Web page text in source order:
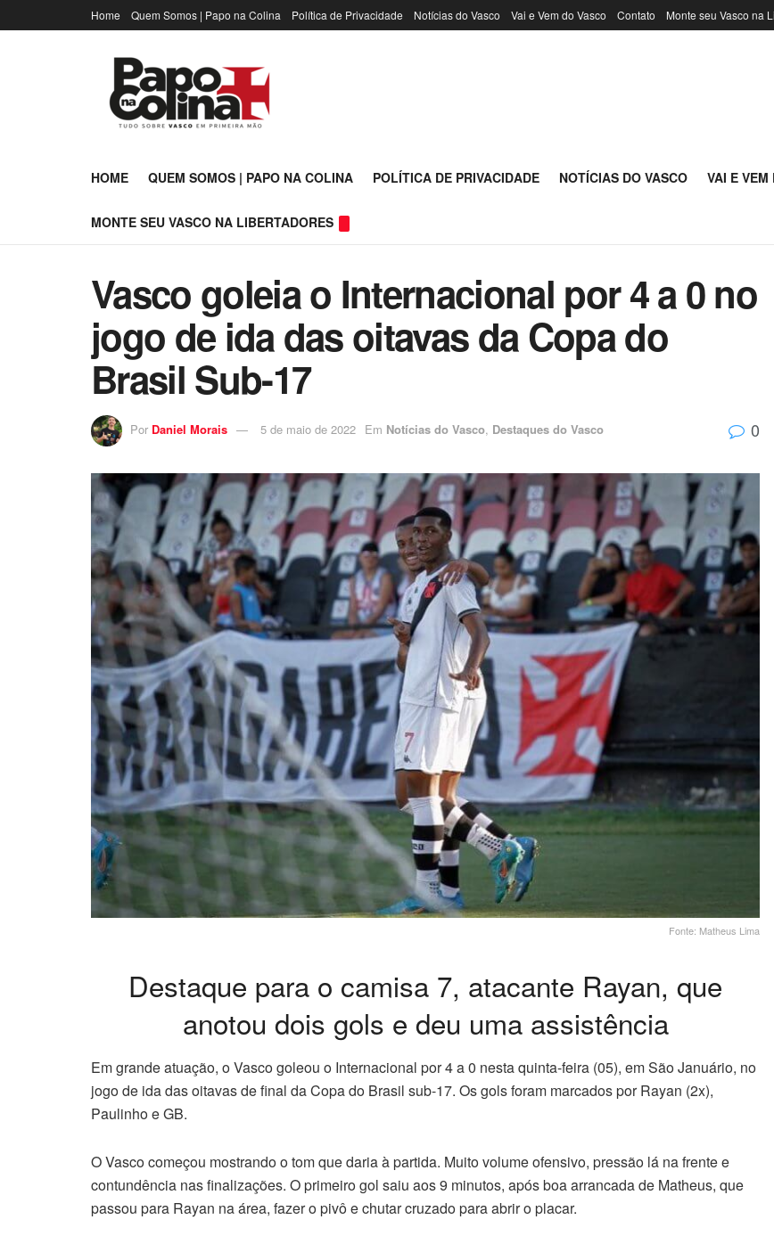
Home Quem Somos | Papo na Colina Política de Privacidade Notícias do Vasco Vai e Vem do Vasco Contato Monte seu Vasco na
HOME QUEM SOMOS | PAPO NA COLINA POLÍTICA DE PRIVACIDADE NOTÍCIAS DO VASCO VAI E VEM
MONTE SEU VASCO NA LIBERTADORES
Vasco goleia o Internacional por 4 a 0 no
jogo de ida das oitavas da Copa do
Brasil Sub-17
Por Daniel Morais 5 de maio de 2022 Em Notícias do Vasco, Destaques do Vasco 0
Fonte: Matheus Lima
Destaque para o camisa 7, atacante Rayan, que
anotou dois gols e deu uma assistência
Em grande atuação, o Vasco goleou o Internacional por 4 a 0 nesta quinta-feira (05), em São Januário, no
jogo de ida das oitavas de final da Copa do Brasil sub-17. Os gols foram marcados por Rayan (2x),
Paulinho e GB.
O Vasco começou mostrando o tom que daria à partida. Muito volume ofensivo, pressão lá na frente e
contundência nas finalizações. O primeiro gol saiu aos 9 minutos, após boa arrancada de Matheus, que
passou para Rayan na área, fazer o pivô e chutar cruzado para abrir o placar.